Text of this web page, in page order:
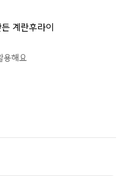
계란후라이
용해요